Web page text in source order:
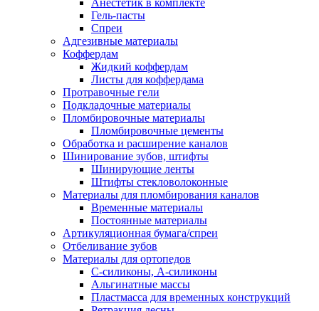
Анестетик в комплекте
Гель-пасты
Спреи
Адгезивные материалы
Коффердам
Жидкий коффердам
Листы для коффердама
Протравочные гели
Подкладочные материалы
Пломбировочные материалы
Пломбировочные цементы
Обработка и расширение каналов
Шинирование зубов, штифты
Шинирующие ленты
Штифты стекловолоконные
Материалы для пломбирования каналов
Временные материалы
Постоянные материалы
Артикуляционная бумага/спреи
Отбеливание зубов
Материалы для ортопедов
C-силиконы, А-силиконы
Альгинатные массы
Пластмасса для временных конструкций